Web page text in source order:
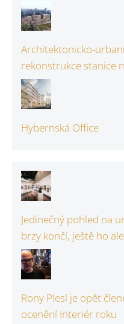
Architektonicko-
rekonstrukce stanice
Hybernská Office
Jedinečný pohled na
brzy končí, ještě ho
Rony Plesl je opět
ocenění Interiér roku